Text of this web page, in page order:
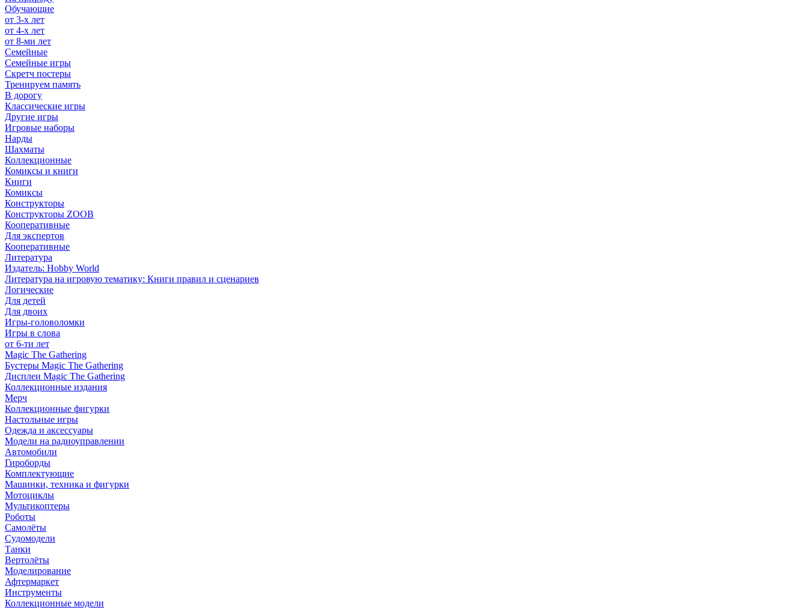
Обучающие
от 3-х лет
от 4-х лет
от 8-ми лет
Семейные
Семейные игры
Скретч постеры
Тренируем память
В дорогу
Классические игры
Другие игры
Игровые наборы
Нарды
Шахматы
Коллекционные
Комиксы и книги
Книги
Комиксы
Конструкторы
Конструкторы ZOOB
Кооперативные
Для экспертов
Кооперативные
Литература
Издатель: Hobby World
Литература на игровую тематику: Книги правил и сценариев
Логические
Для детей
Для двоих
Игры-головоломки
Игры в слова
от 6-ти лет
Magic The Gathering
Бустеры Magic The Gathering
Дисплеи Magic The Gathering
Коллекционные издания
Мерч
Коллекционные фигурки
Настольные игры
Одежда и аксессуары
Модели на радиоуправлении
Автомобили
Гироборды
Комплектующие
Машинки, техника и фигурки
Мотоциклы
Мультикоптеры
Роботы
Самолёты
Судомодели
Танки
Вертолёты
Моделирование
Афтермаркет
Инструменты
Коллекционные модели